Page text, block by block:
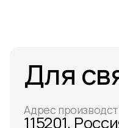
Для
Адрес
115201,